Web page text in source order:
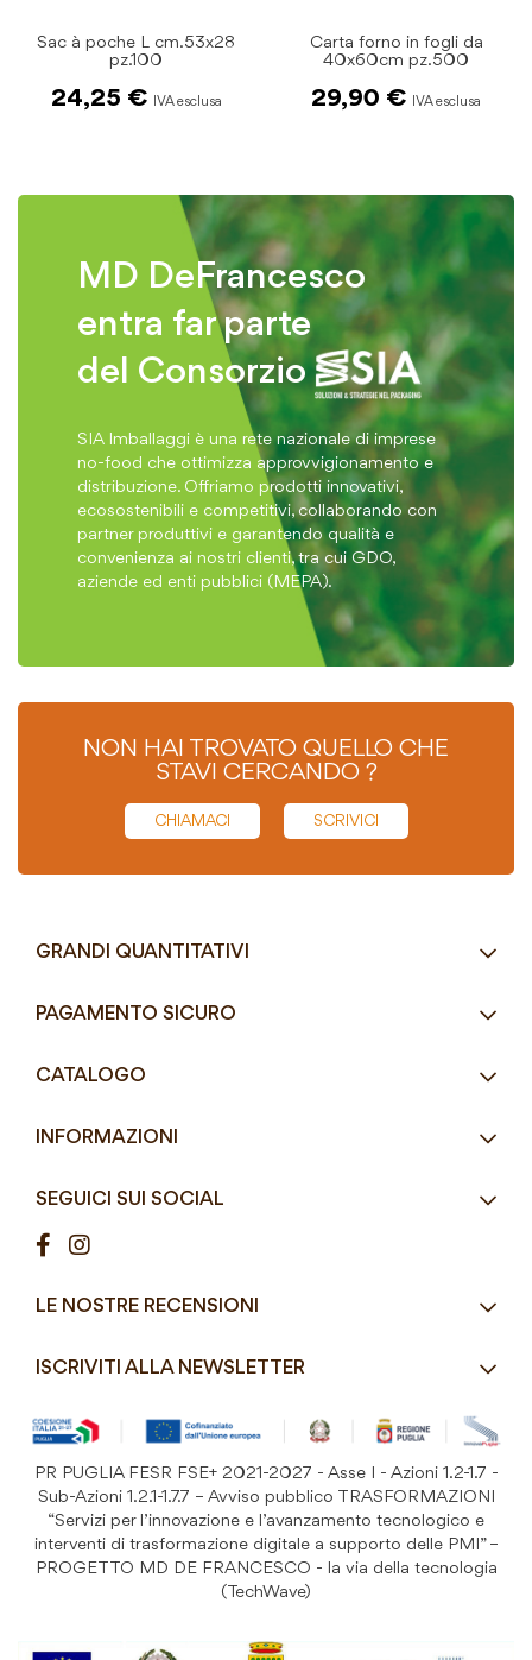
Carta forno in fogli da
40x60cm pz.500
29,90 €
Asciugatutto Texicell
AirTech 400 strappi pz.1 (
11,90 €
MD DeFrancesco
entra far parte
del Consorzio
SIA Imballaggi è una rete nazionale di imprese
no-food che ottimizza approvvigionamento e
distribuzione. Offriamo prodotti innovativi,
ecosostenibili e competitivi, collaborando con
partner produttivi e garantendo qualità e
convenienza ai nostri clienti, tra cui GDO,
aziende ed enti pubblici (MEPA).
NON HAI TROVATO QUELLO CHE
STAVI CERCANDO ?
CHIAMACI SCRIVICI
GRANDI QUANTITATIVI
RICHIEDI UN PREVENTIVO
Email info@mddefrancesco.it
8:30 - 12:30 / 15:00 - 19:00
PAGAMENTO SICURO
CATALOGO
Street Food e Take
Pizzerie e Panifici
Ristorazione
Detergenza e Attrezzatura
Festività
Prodotti Riutilizzabili
INFORMAZIONI
Condizioni di vendita
Costi di Spedizione
SEGUICI SUI SOCIAL
LE NOSTRE RECENSIONI
ISCRIVITI ALLA NEWSLETTER
alla
Newsletter:
ISCRIVITI
PR PUGLIA FESR FSE+ 2021-2027 - Asse I - Azioni 1.2-1.7 -
Sub-Azioni 1.2.1-1.7.7 – Avviso pubblico TRASFORMAZIONI
“Servizi per l’innovazione e l’avanzamento tecnologico e
interventi di trasformazione digitale a supporto delle PMI” –
PROGETTO MD DE FRANCESCO - la via della tecnologia
(TechWave)